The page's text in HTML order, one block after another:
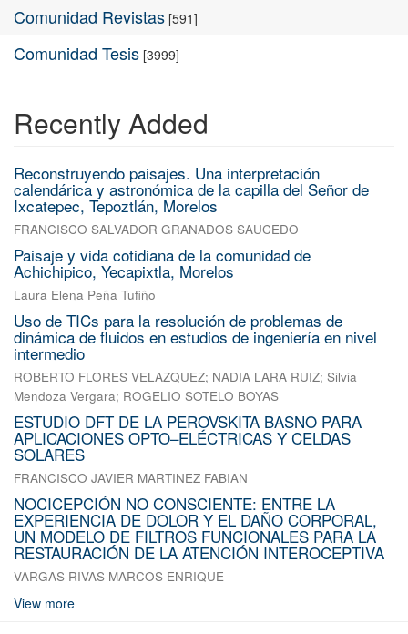
Comunidad Revistas [591]
Comunidad Tesis [3999]
Recently Added
Reconstruyendo paisajes. Una interpretación
calendárica y astronómica de la capilla del Señor de
Ixcatepec, Tepoztlán, Morelos
FRANCISCO SALVADOR GRANADOS SAUCEDO
Paisaje y vida cotidiana de la comunidad de
Achichipico, Yecapixtla, Morelos
Laura Elena Peña Tufiño
Uso de TICs para la resolución de problemas de
dinámica de fluidos en estudios de ingeniería en nivel
intermedio
ROBERTO FLORES VELAZQUEZ; NADIA LARA RUIZ; Silvia
Mendoza Vergara; ROGELIO SOTELO BOYAS
ESTUDIO DFT DE LA PEROVSKITA BASNO PARA
APLICACIONES OPTO–ELÉCTRICAS Y CELDAS
SOLARES
FRANCISCO JAVIER MARTINEZ FABIAN
NOCICEPCIÓN NO CONSCIENTE: ENTRE LA
EXPERIENCIA DE DOLOR Y EL DAÑO CORPORAL,
UN MODELO DE FILTROS FUNCIONALES PARA LA
RESTAURACIÓN DE LA ATENCIÓN INTEROCEPTIVA
VARGAS RIVAS MARCOS ENRIQUE
View more